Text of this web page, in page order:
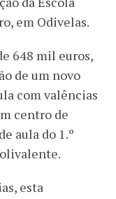
em Odivelas.
648 mil euros,
de um novo
com valências
centro de
aula do 1.º
esta